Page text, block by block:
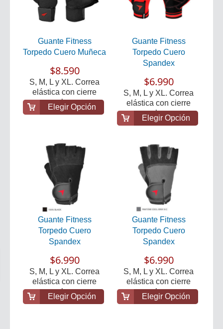
Guante Fitness
Torpedo Cuero Muñeca
$8.590
S, M, L y XL. Correa
elástica con cierre
velcro.
Elegir Opción
Guante Fitness
Torpedo Cuero
Spandex
$6.990
S, M, L y XL. Correa
elástica con cierre
velcro.
Elegir Opción
Guante Fitness
Torpedo Cuero
Spandex
$6.990
S, M, L y XL. Correa
elástica con cierre
velcro.
Elegir Opción
Guante Fitness
Torpedo Cuero
Spandex
$6.990
S, M, L y XL. Correa
elástica con cierre
velcro.
Elegir Opción